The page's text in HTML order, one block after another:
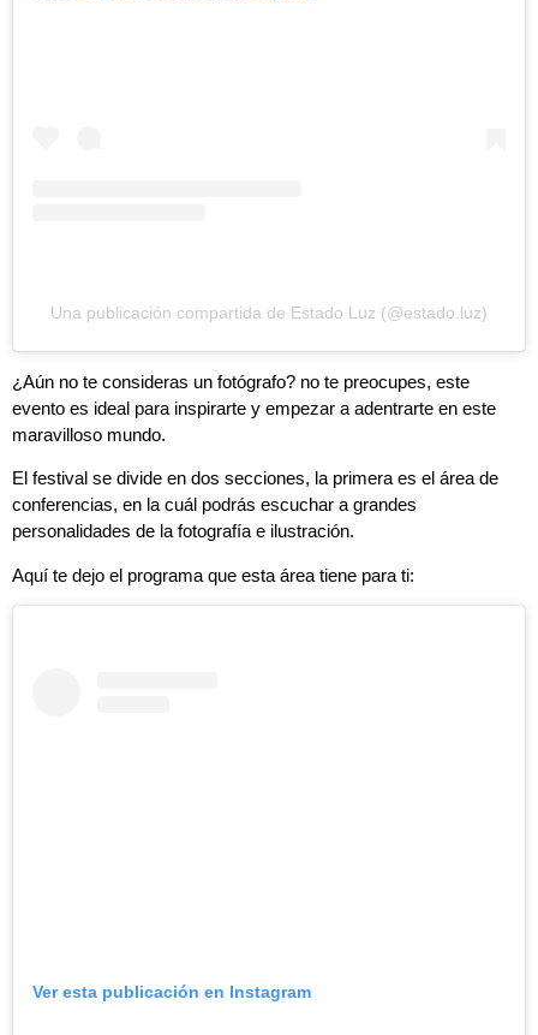
Una publicación compartida de Estado Luz (@estado.luz)
¿Aún no te consideras un fotógrafo? no te preocupes, este
evento es ideal para inspirarte y empezar a adentrarte en este
maravilloso mundo.
El festival se divide en dos secciones, la primera es el área de
conferencias, en la cuál podrás escuchar a grandes
personalidades de la fotografía e ilustración.
Aquí te dejo el programa que esta área tiene para ti:
Ver esta publicación en Instagram